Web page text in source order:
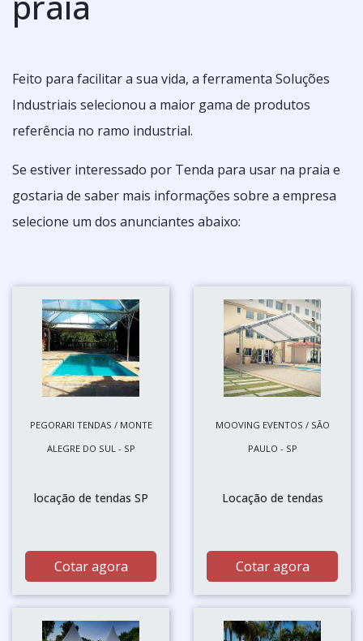
Feito para facilitar a sua vida, a ferramenta Soluções
Industriais selecionou a maior gama de produtos
referência no ramo industrial.
Se estiver interessado por Tenda para usar na praia e
gostaria de saber mais informações sobre a empresa
selecione um dos anunciantes abaixo:
PEGORARI TENDAS / MONTE
ALEGRE DO SUL - SP
locação de tendas SP
Cotar agora
MOOVING EVENTOS / SÃO
PAULO - SP
Locação de tendas
Cotar agora